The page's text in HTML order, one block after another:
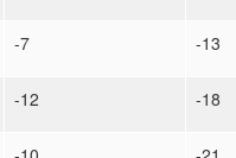
-7 -13
-12 -18